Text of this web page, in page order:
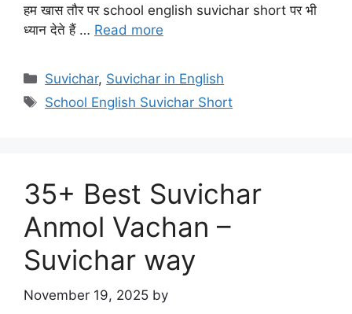
हम खास तौर पर school english suvichar short पर भी
ध्यान देते हैं … Read more
Categories
Suvichar, Suvichar in English
Tags
School English Suvichar Short
35+ Best Suvichar
Anmol Vachan –
Suvichar way
November 19, 2025 by